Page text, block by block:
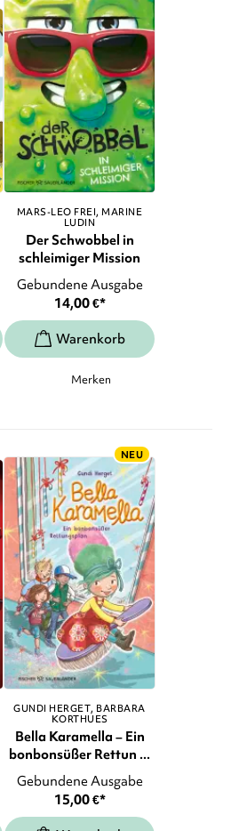
MARS-LEO FREI MARINE
LUDIN
Der Schwobbel in
schleimiger Mission
Gebundene Ausgabe
14,00€*
Merken
NEU
GUNDI HERGET BARBARA
KORTHUES
Bella Karamella – Ein
bonbonsüßer Rettun ...
Gebundene Ausgabe
15,00€*